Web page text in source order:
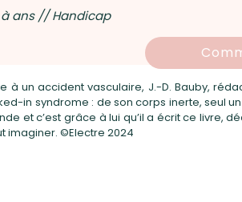
à ans // Handicap
à un accident vasculaire, J.-D. Bauby,
in syndrome : de son corps inerte, seul
et c’est grâce à lui qu’il a écrit ce livre,
imaginer. ©Electre 2024